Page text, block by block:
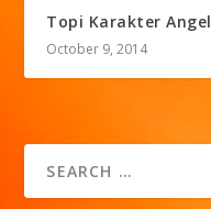
Topi Karakter Angel
October 9, 2014